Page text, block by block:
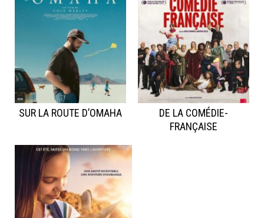
SUR LA ROUTE D’OMAHA
DE LA COMÉDIE-
FRANÇAISE